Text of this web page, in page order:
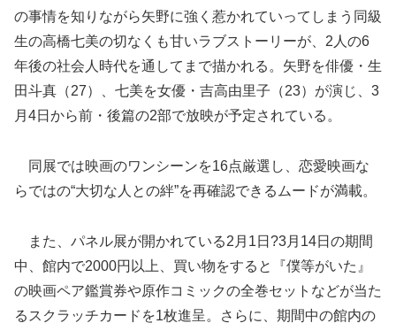
の事情を知りながら矢野に強く惹かれていってしまう同級
生の高橋七美の切なくも甘いラブストーリーが、2人の6
年後の社会人時代を通してまで描かれる。矢野を俳優・生
田斗真（27）、七美を女優・吉高由里子（23）が演じ、3
月4日から前・後篇の2部で放映が予定されている。
同展では映画のワンシーンを16点厳選し、恋愛映画な
らではの“大切な人との絆”を再確認できるムードが満載。
また、パネル展が開かれている2月1日?3月14日の期間
中、館内で2000円以上、買い物をすると『僕等がいた』
の映画ペア鑑賞券や原作コミックの全巻セットなどが当た
るスクラッチカードを1枚進呈。さらに、期間中の館内の